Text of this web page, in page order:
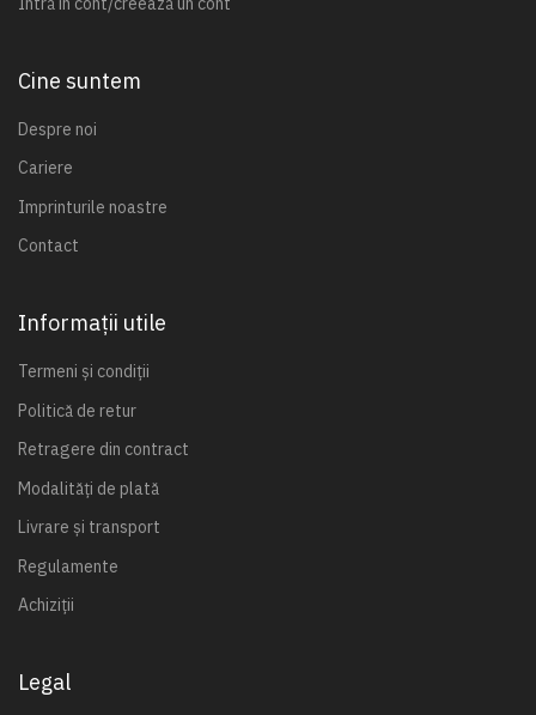
Cine suntem
Despre noi
Cariere
Imprinturile noastre
Contact
Informații utile
Termeni și condiții
Politică de retur
Retragere din contract
Modalități de plată
Livrare și transport
Regulamente
Achiziții
Legal